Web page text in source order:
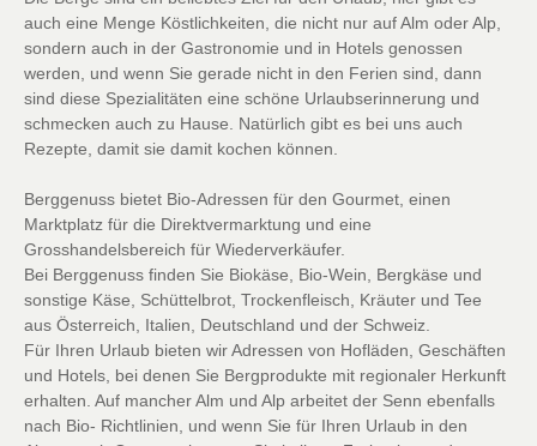
auch eine Menge Köstlichkeiten, die nicht nur auf Alm oder Alp,
sondern auch in der Gastronomie und in Hotels genossen
werden, und wenn Sie gerade nicht in den Ferien sind, dann
sind diese Spezialitäten eine schöne Urlaubserinnerung und
schmecken auch zu Hause. Natürlich gibt es bei uns auch
Rezepte, damit sie damit kochen können.
Berggenuss bietet Bio-Adressen für den Gourmet, einen
Marktplatz für die Direktvermarktung und eine
Grosshandelsbereich für Wiederverkäufer.
Bei Berggenuss finden Sie Biokäse, Bio-Wein, Bergkäse und
sonstige Käse, Schüttelbrot, Trockenfleisch, Kräuter und Tee
aus Österreich, Italien, Deutschland und der Schweiz.
Für Ihren Urlaub bieten wir Adressen von Hofläden, Geschäften
und Hotels, bei denen Sie Bergprodukte mit regionaler Herkunft
erhalten. Auf mancher Alm und Alp arbeitet der Senn ebenfalls
nach Bio- Richtlinien, und wenn Sie für Ihren Urlaub in den